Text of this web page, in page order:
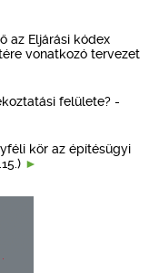
az Eljárási kódex
vonatkozó tervezet
felülete? -
kör az építésügyi